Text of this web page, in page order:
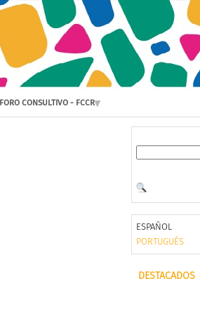
FORO CONSULTIVO - FCCR
ESPAÑOL
PORTUGUÊS
DESTACADOS